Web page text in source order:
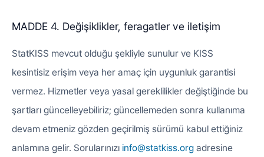
MADDE 4. Değişiklikler, feragatler ve iletişim
StatKISS mevcut olduğu şekliyle sunulur ve KISS
kesintisiz erişim veya her amaç için uygunluk garantisi
vermez. Hizmetler veya yasal gereklilikler değiştiğinde bu
şartları güncelleyebiliriz; güncellemeden sonra kullanıma
devam etmeniz gözden geçirilmiş sürümü kabul ettiğiniz
anlamına gelir. Sorularınızı info@statkiss.org adresine